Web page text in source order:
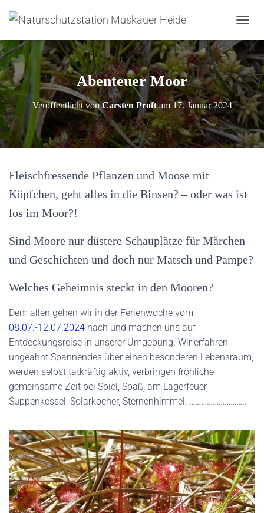
A
V
I
G
A
T
I
O
N
U
A
N
Abenteuer Moor
Veröffentlicht vonCarsten Proftam17. Januar 2024
Fleischfressende Pflanzen und Moose mit
Köpfchen, geht alles in die Binsen? – oder was ist
los im Moor?!
Sind Moore nur düstere Schauplätze für Märchen
und Geschichten und doch nur Matsch und Pampe?
Welches Geheimnis steckt in den Mooren?
Dem allen gehen wir in der Ferienwoche vom
08.07.-12.07.2024 nach und machen uns auf
Entdeckungsreise in unserer Umgebung. Wir erfahren
ungeahnt Spannendes über einen besonderen Lebensraum,
werden selbst tatkräftig aktiv, verbringen fröhliche
gemeinsame Zeit bei Spiel, Spaß, am Lagerfeuer,
Suppenkessel, Solarkocher, Sternenhimmel, ………………………..